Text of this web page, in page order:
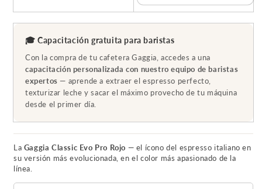
🎓 Capacitación gratuita para baristas
Con la compra de tu cafetera Gaggia, accedes a una
capacitación personalizada con nuestro equipo de baristas
expertos — aprende a extraer el espresso perfecto,
texturizar leche y sacar el máximo provecho de tu máquina
desde el primer día.
La Gaggia Classic Evo Pro Rojo — el ícono del espresso italiano en
su versión más evolucionada, en el color más apasionado de la
línea.